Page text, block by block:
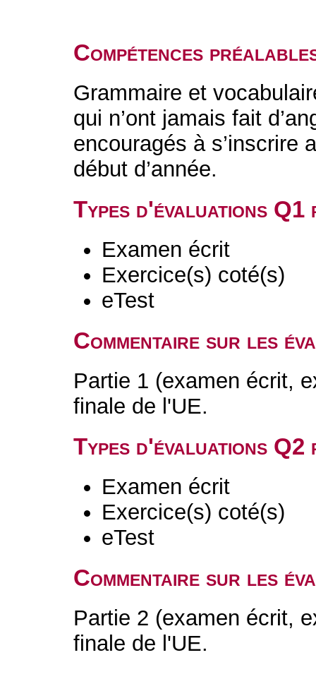
Compétences
Grammaire et
qui n’ont jamais fait
encouragés à s’inscrire
début d’année.
Types d'évaluations
Examen écrit
Exercice(s) coté(s)
eTest
Commentaire sur les
Partie 1 (examen écrit,
finale de l'UE.
Types d'évaluations
Examen écrit
Exercice(s) coté(s)
eTest
Commentaire sur les
Partie 2 (examen écrit,
finale de l'UE.